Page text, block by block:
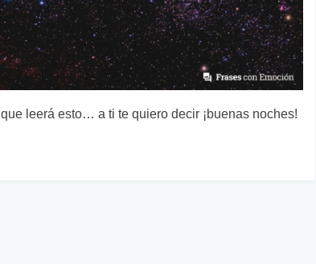
leerá esto… a ti te quiero decir ¡buenas noches!